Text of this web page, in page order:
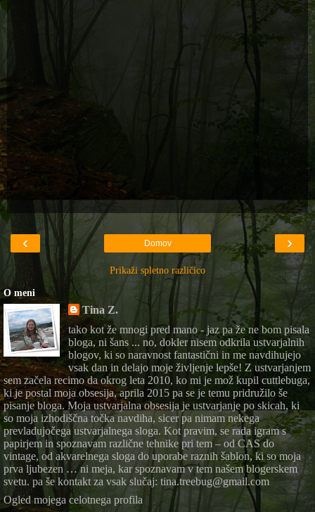
‹ ›
Domov
Prikaži spletno različico
O meni
Tina Z.
tako kot že mnogi pred mano - jaz pa že ne bom pisala
bloga, ni šans ... no, dokler nisem odkrila ustvarjalnih
blogov, ki so naravnost fantastični in me navdihujejo
vsak dan in delajo moje življenje lepše! Z ustvarjanjem
sem začela recimo da okrog leta 2010, ko mi je mož kupil cuttlebuga,
ki je postal moja obsesija, aprila 2015 pa se je temu pridružilo še
pisanje bloga. Moja ustvarjalna obsesija je ustvarjanje po skicah, ki
so moja izhodiščna točka navdiha, sicer pa nimam nekega
prevladujočega ustvarjalnega sloga. Kot pravim, se rada igram s
papirjem in spoznavam različne tehnike pri tem – od CAS do
vintage, od akvarelnega sloga do uporabe raznih šablon, ki so moja
prva ljubezen … ni meja, kar spoznavam v tem našem blogerskem
svetu. pa še kontakt za vsak slučaj: tina.treebug@gmail.com
Ogled mojega celotnega profila